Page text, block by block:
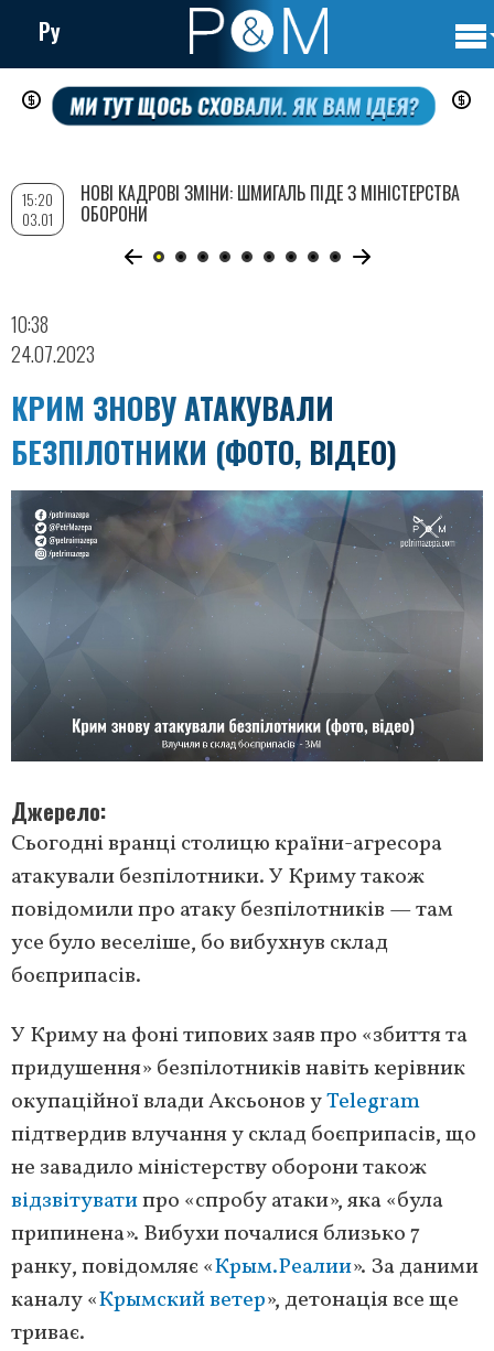
Перейти
до
вмісту
Ру
10:38
24.07.2023
КРИМ ЗНОВУ АТАКУВАЛИ
БЕЗПІЛОТНИКИ (ФОТО, ВІДЕО)
Джерело
Сьогодні вранці столицю країни-агресора
атакували безпілотники. У Криму також
повідомили про атаку безпілотників — там
усе було веселіше, бо вибухнув склад
боєприпасів.
У Криму на фоні типових заяв про «збиття та
придушення» безпілотників навіть керівник
окупаційної влади Аксьонов уTelegram
підтвердив влучання у склад боєприпасів, що
не завадило міністерству оборони також
відзвітуватипро «спробу атаки», яка «була
припинена». Вибухи почалися близько 7
ранку, повідомляє «Крым.Реалии». За даними
каналу «Крымский ветер», детонація все ще
триває.
15:20
03.01
НОВІ КАДРОВІ ЗМІНИ: ШМИГАЛЬ ПІДЕ З МІНІСТЕРСТВА
ОБОРОНИ